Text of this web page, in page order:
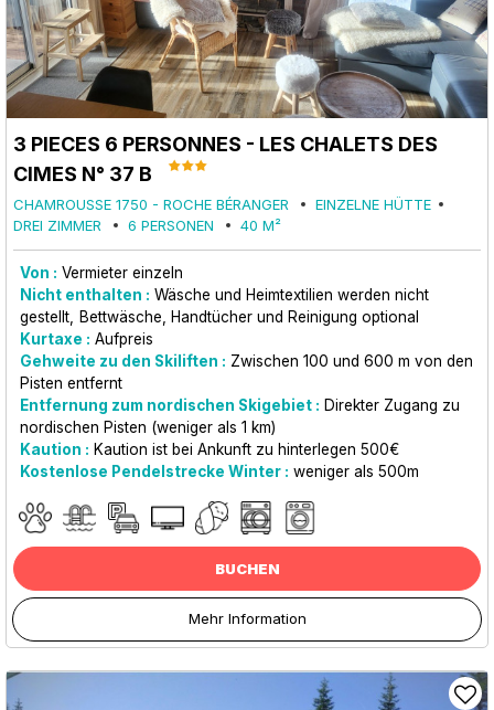
3 PIECES 6 PERSONNES - LES CHALETS DES
CIMES N° 37 B
CHAMROUSSE 1750 - ROCHE BÉRANGER
EINZELNE HÜTTE
DREI ZIMMER
6 PERSONEN 40 M²
Von : Vermieter einzeln
Nicht enthalten : Wäsche und Heimtextilien werden nicht
gestellt
Bettwäsche, Handtücher und Reinigung optional
Kurtaxe : Aufpreis
Gehweite zu den Skiliften : Zwischen 100 und 600 m von den
Pisten entfernt
Entfernung zum nordischen Skigebiet : Direkter Zugang zu
nordischen Pisten (weniger als 1 km)
Kaution : Kaution ist bei Ankunft zu hinterlegen 500€
Kostenlose Pendelstrecke Winter : weniger als 500m
BUCHEN
Mehr Information